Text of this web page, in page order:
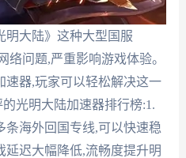
明大陆》这种大型国服
络问题,严重影响游戏体验。
速器,玩家可以轻松解决这一
光明大陆加速器排行榜:1.
条海外回国专线,可以快速稳
延迟大幅降低,流畅度提升明